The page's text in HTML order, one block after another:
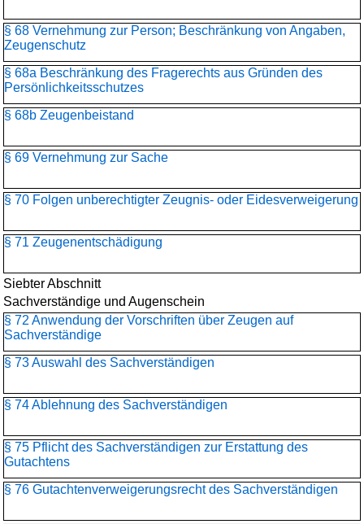
§ 68 Vernehmung zur Person; Beschränkung von Angaben,
Zeugenschutz
§ 68a Beschränkung des Fragerechts aus Gründen des
Persönlichkeitsschutzes
§ 68b Zeugenbeistand
§ 69 Vernehmung zur Sache
§ 70 Folgen unberechtigter Zeugnis- oder Eidesverweigerung
§ 71 Zeugenentschädigung
Siebter Abschnitt
Sachverständige und Augenschein
§ 72 Anwendung der Vorschriften über Zeugen auf
Sachverständige
§ 73 Auswahl des Sachverständigen
§ 74 Ablehnung des Sachverständigen
§ 75 Pflicht des Sachverständigen zur Erstattung des
Gutachtens
§ 76 Gutachtenverweigerungsrecht des Sachverständigen